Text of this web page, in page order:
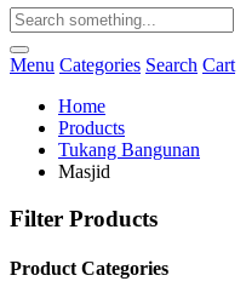
Menu Categories Search Cart
Home
Products
Tukang Bangunan
Masjid
Filter Products
Product Categories